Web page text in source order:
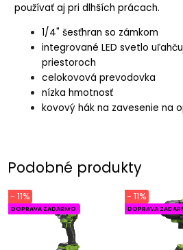
používať aj pri dlhších prácach.
1/4" šesťhran so zámkom
integrované LED svetlo
priestoroch
celokovová prevodovka
nízka hmotnosť
kovový hák na zavesenie na
Podobné produkty
DOPRAVA ZADARMO
- 11%
DOPRAVA
- 11%